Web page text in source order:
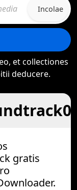
Incolae
et collectiones
deducere.
gratis